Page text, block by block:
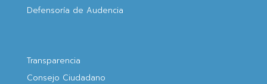
Defensoría de Audencia
Transparencia
Consejo Ciudadano